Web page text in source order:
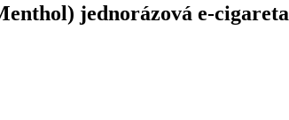
jednorázová e-cigareta